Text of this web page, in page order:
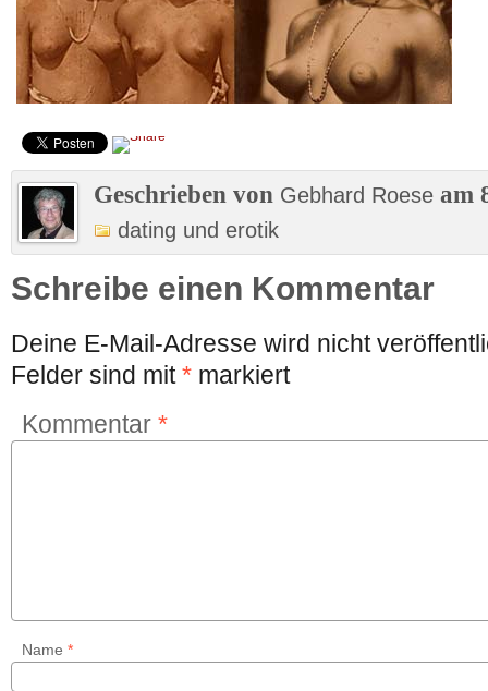
Geschrieben von Gebhard Roese am
dating und erotik
Schreibe einen Kommentar
Deine E-Mail-Adresse wird nicht
Felder sind mit* markiert
Kommentar *
Name *